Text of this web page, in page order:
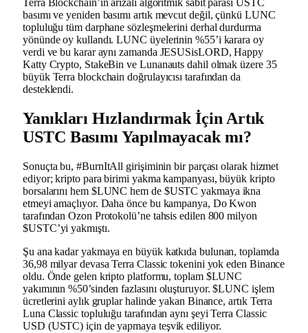
Terra Blockchain’in arızalı algoritmik sabit parası USTC
basımı ve yeniden basımı artık mevcut değil, çünkü LUNC
topluluğu tüm darphane sözleşmelerini derhal durdurma
yönünde oy kullandı. LUNC üyelerinin %55’i karara oy
verdi ve bu karar aynı zamanda JESUSisLORD, Happy
Katty Crypto, StakeBin ve Lunanauts dahil olmak üzere 35
büyük Terra blockchain doğrulayıcısı tarafından da
desteklendi.
Yanıkları Hızlandırmak İçin Artık
USTC Basımı Yapılmayacak mı?
Sonuçta bu, #BurnItAll girişiminin bir parçası olarak hizmet
ediyor; kripto para birimi yakma kampanyası, büyük kripto
borsalarını hem $LUNC hem de $USTC yakmaya ikna
etmeyi amaçlıyor. Daha önce bu kampanya, Do Kwon
tarafından Ozon Protokolü’ne tahsis edilen 800 milyon
$USTC’yi yakmıştı.
Şu ana kadar yakmaya en büyük katkıda bulunan, toplamda
36,98 milyar devasa Terra Classic tokenini yok eden Binance
oldu. Önde gelen kripto platformu, toplam $LUNC
yakımının %50’sinden fazlasını oluşturuyor. $LUNC işlem
ücretlerini aylık gruplar halinde yakan Binance, artık Terra
Luna Classic topluluğu tarafından aynı şeyi Terra Classic
USD (USTC) için de yapmaya teşvik ediliyor.